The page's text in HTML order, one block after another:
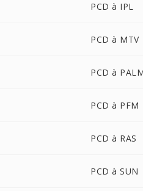
PCD à IPL
PCD à MTV
PCD à
PCD à PFM
PCD à RAS
PCD à SUN